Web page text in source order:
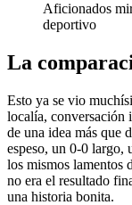
Aficionados
deportivo
La
Esto ya se vio
localía, conversación
de una idea más que
espeso, un 0-0 largo,
los mismos lamentos
no era el resultado
una historia bonita.